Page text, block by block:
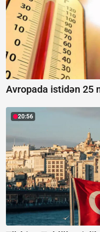
Avropada istidən 25
20:56